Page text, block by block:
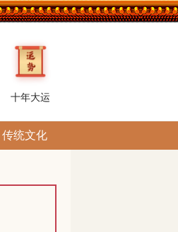
十年大运
传统文化